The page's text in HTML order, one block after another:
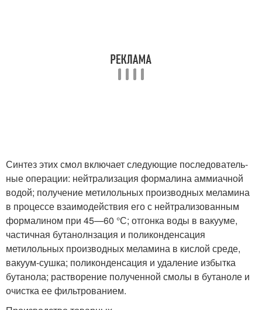
Синтез этих смол включает следующие последователь­
ные операции: нейтрализация формалина аммиачной
водой; получение метилоль­ных производных меламина
в процессе взаимодействия его с нейтрализованным
формалином при 45—60 °С; отгонка воды в вакууме,
частичная бутанолнзация и поликонденсация
метилольных производных меламина в кислой среде,
вакуум-сушка; поликонденсация и удаление избытка
бутанола; растворение полученной смолы в бутаноле и
очистка ее фильтрованием.